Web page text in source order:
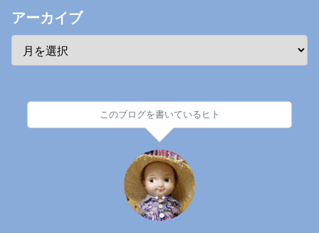
アーカイブ
このブログを書いているヒト